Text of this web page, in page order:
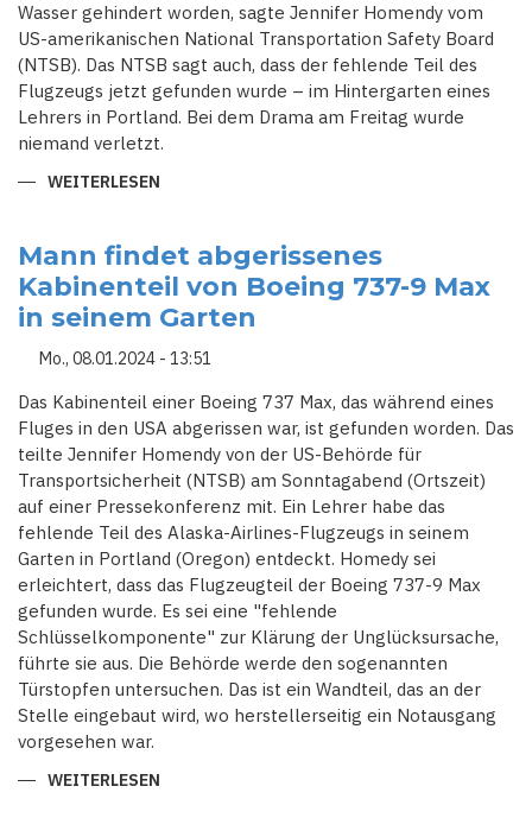
Wasser gehindert worden, sagte Jennifer Homendy vom
US-amerikanischen National Transportation Safety Board
(NTSB). Das NTSB sagt auch, dass der fehlende Teil des
Flugzeugs jetzt gefunden wurde – im Hintergarten eines
Lehrers in Portland. Bei dem Drama am Freitag wurde
niemand verletzt.
WEITERLESEN
AIRLINES
ERHIELT
TAGE
VOR
DEM
UNFALL
VERBOT
FÜR
Mann findet abgerissenes
Kabinenteil von Boeing 737-9 Max
in seinem Garten
Mo., 08.01.2024 - 13:51
Das Kabinenteil einer Boeing 737 Max, das während eines
Fluges in den USA abgerissen war, ist gefunden worden. Das
teilte Jennifer Homendy von der US-Behörde für
Transportsicherheit (NTSB) am Sonntagabend (Ortszeit)
auf einer Pressekonferenz mit. Ein Lehrer habe das
fehlende Teil des Alaska-Airlines-Flugzeugs in seinem
Garten in Portland (Oregon) entdeckt. Homedy sei
erleichtert, dass das Flugzeugteil der Boeing 737-9 Max
gefunden wurde. Es sei eine "fehlende
Schlüsselkomponente" zur Klärung der Unglücksursache,
führte sie aus. Die Behörde werde den sogenannten
Türstopfen untersuchen. Das ist ein Wandteil, das an der
Stelle eingebaut wird, wo herstellerseitig ein Notausgang
vorgesehen war.
WEITERLESEN